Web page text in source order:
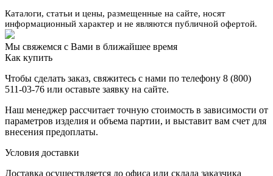
Каталоги, статьи и цены, размещенные на сайте, носят
информационный характер и не являются публичной офертой.
Мы свяжемся с Вами в ближайшее время
Как купить
Чтобы сделать заказ, свяжитесь с нами по телефону 8 (800)
511-03-76 или оставьте заявку на сайте.
Наш менеджер рассчитает точную стоимость в зависимости от
параметров изделия и объема партии, и выставит вам счет для
внесения предоплаты.
Условия доставки
Доставка осуществляется до офиса или склада заказчика